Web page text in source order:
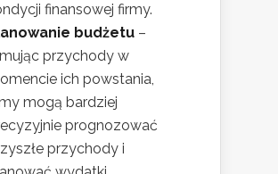
finansowej firmy.
budżetu –
przychody w
ich powstania,
mogą bardziej
prognozować
przychody i